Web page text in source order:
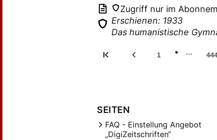
Zugriff nur im
Erschienen: 1933
Das humanistische
1 …
SEITEN
FAQ - Einstellung Angebot
„DigiZeitschriften“